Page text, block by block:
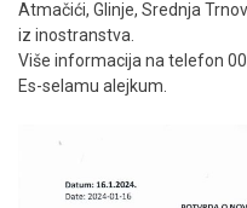
Atmačići, Glinje, Srednja
iz inostranstva.
Više informacija na telefon
Es-selamu alejkum.